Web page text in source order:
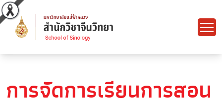
การจัดการเรียนการสอน